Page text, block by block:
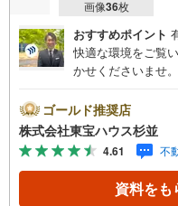
画像36枚
おすすめポイント
快適な環境をご覧
かせくださいませ
「未来カレンダー
自宅リフォームを
ブ」。・ 不動産売
CG加工ホームステ
理士による確定申
◆ご予約に際して
ゴールド推奨店
株式会社東宝ハウス杉並
4.61 不
資料をも